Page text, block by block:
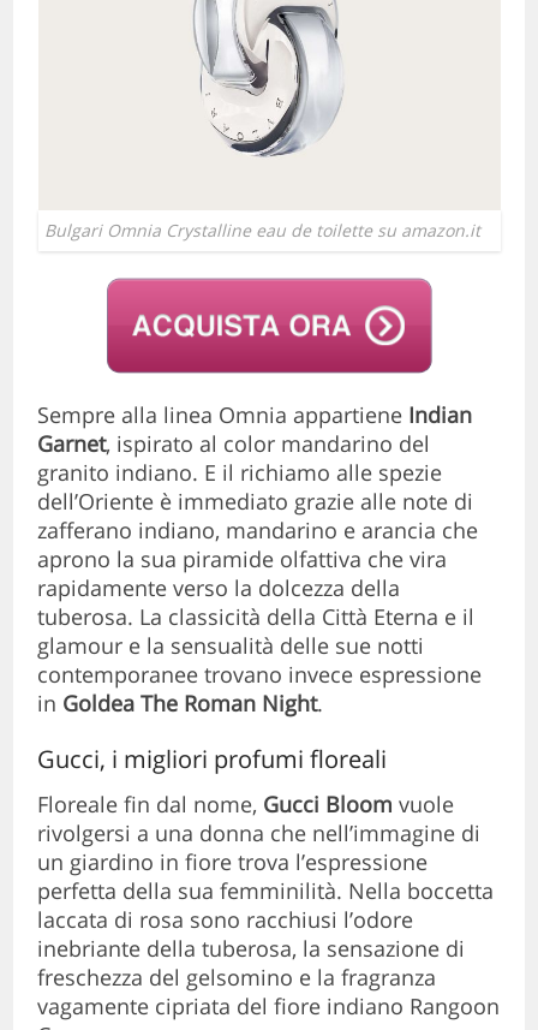
Bulgari Omnia Crystalline eau de toilette su amazon.it
Sempre alla linea Omnia appartiene Indian
Garnet, ispirato al color mandarino del
granito indiano. E il richiamo alle spezie
dell’Oriente è immediato grazie alle note di
zafferano indiano, mandarino e arancia che
aprono la sua piramide olfattiva che vira
rapidamente verso la dolcezza della
tuberosa. La classicità della Città Eterna e il
glamour e la sensualità delle sue notti
contemporanee trovano invece espressione
in Goldea The Roman Night.
Gucci, i migliori profumi floreali
Floreale fin dal nome, Gucci Bloom vuole
rivolgersi a una donna che nell’immagine di
un giardino in fiore trova l’espressione
perfetta della sua femminilità. Nella boccetta
laccata di rosa sono racchiusi l’odore
inebriante della tuberosa, la sensazione di
freschezza del gelsomino e la fragranza
vagamente cipriata del fiore indiano Rangoon